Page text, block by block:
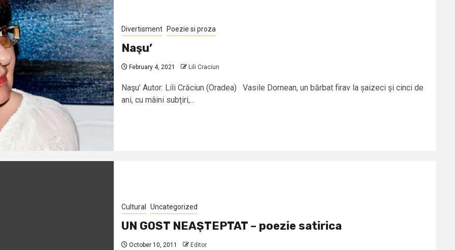
Divertisment Poezie si proza
Naşu’
February 4, 2021 Lili Craciun
Naşu’ Autor: Lili Crăciun (Oradea) Vasile Dornean, un bărbat firav la șaizeci și cinci de
ani, cu mâini subțiri,...
Cultural Uncategorized
UN GOST NEAŞTEPTAT – poezie satirica
October 10, 2011 Editor